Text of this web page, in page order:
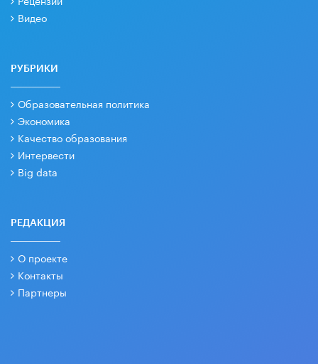
Видео
РУБРИКИ
Образовательная политика
Экономика
Качество образования
Интервести
Big data
РЕДАКЦИЯ
О проекте
Контакты
Партнеры